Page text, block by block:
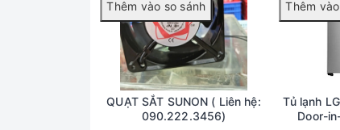
QUẠT SẮT SUNON ( Liên hệ:
090.222.3456)
Tủ lạnh
Door-